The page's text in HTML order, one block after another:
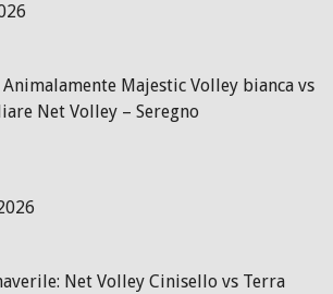
Majestic Volley bianca vs
Net Volley – Seregno
Net Volley Cinisello vs Terra